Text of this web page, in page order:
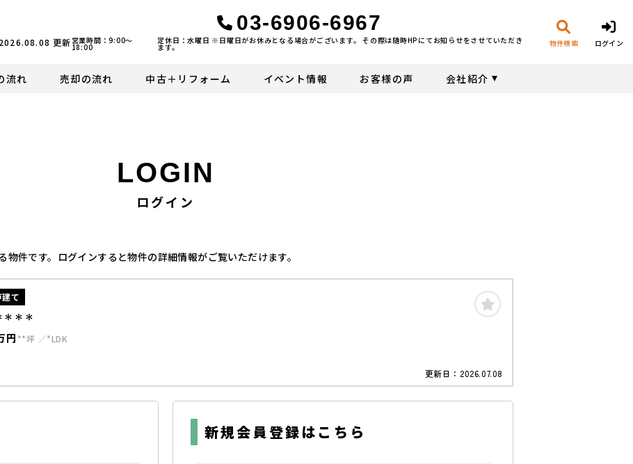
2026.08.08 更新
03-6906-6967
営業時間：9:00〜
18:00
定休日：水曜日 ※日曜日がお休みとなる場合がございます。 その際は随時HPにてお知らせをさせていただき
ます。 物件検索 ログイン
流れ 売却の流れ 中古＋リフォーム イベント情報 お客様の声 会社紹介
LOGIN
ログイン
件です。ログインすると物件の詳細情報がご覧いただけます。
て
＊＊＊
円 **坪 *LDK
更新日： 2026.07.08
新規会員登録はこちら